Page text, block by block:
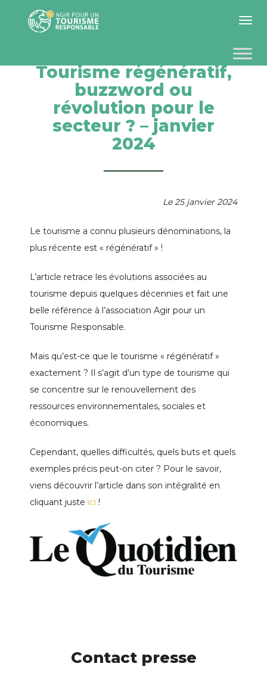
Toggle
Tourisme régénératif,
buzzword ou
révolution pour le
secteur ? – janvier
2024
Le 25 janvier 2024
Le tourisme a connu plusieurs dénominations, la
plus récente est « régénératif » !
L’article retrace les évolutions associées au
tourisme depuis quelques décennies et fait une
belle référence à l’association Agir pour un
Tourisme Responsable.
Mais qu’est-ce que le tourisme « régénératif »
exactement ? Il s’agit d’un type de tourisme qui
se concentre sur le renouvellement des
ressources environnementales, sociales et
économiques.
Cependant, quelles difficultés, quels buts et quels
exemples précis peut-on citer ? Pour le savoir,
viens découvrir l’article dans son intégralité en
cliquant juste ici !
Contact presse